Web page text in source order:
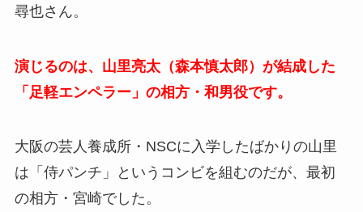
尋也さん。
演じるのは、山里亮太（森本慎太郎）が結成した
「足軽エンペラー」の相方・和男役です。
大阪の芸人養成所・NSCに入学したばかりの山里
は「侍パンチ」というコンビを組むのだが、最初
の相方・宮崎でした。